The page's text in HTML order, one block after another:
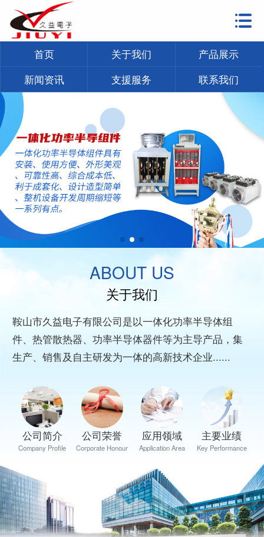
首页
关于我们
产品展示
新闻资讯
支援服务
联系我们
首页 关于我们
产品展示
新闻资讯
支援服务 联系我们
ABOUT US
关于我们
鞍山市久益电子有限公司是以一体化功率半导体组
件、热管散热器、功率半导体器件等为主导产品，集
生产、销售及自主研发为一体的高新技术企业......
公司简介
Company Profile
公司荣誉
Corporate Honour
应用领域
Application Area
主要业绩
Key Performance